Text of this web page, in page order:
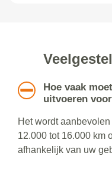
Hoe vaak
uitvoeren
Het wordt
12.000 tot 16.000 km
afhankelijk van uw